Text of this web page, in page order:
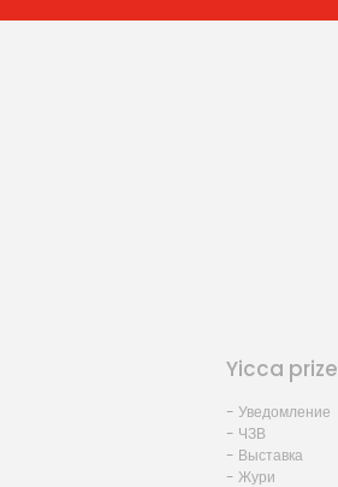
Yicca prize
- Уведомление
- ЧЗВ
- Выставка
- Жури